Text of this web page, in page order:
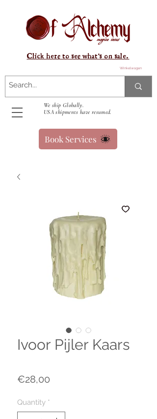
Winkelwagen
We ship Globally.
USA shipments have resumed.
Click here to see what's on sale.
Book Services
Ivoor Pijler Kaars
€28,00
Quantity *